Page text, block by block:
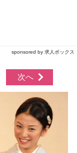
sponsored by 求人ボックス
次へ